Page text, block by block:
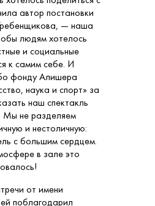
автор постановки
— наша
людям хотелось
и социальные
к самим себе. И
фонду Алишера
наука и спорт» за
наш спектакль
Мы не разделяем
и нестоличную:
с большим сердцем.
в зале это
от имени
поблагодарил